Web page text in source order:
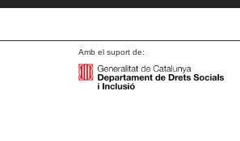
Amb el suport de: